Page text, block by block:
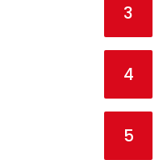
3
4
5